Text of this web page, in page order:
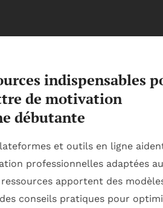
indispensables
de motivation
débutante
et outils en ligne
professionnelles adaptées
ressources apportent des
conseils pratiques pour